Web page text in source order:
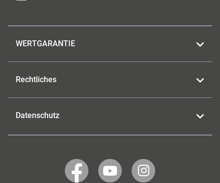
WERTGARANTIE
Rechtliches
Datenschutz
WERTGARANTIEWERTGARANTIEWERTGARANTIE